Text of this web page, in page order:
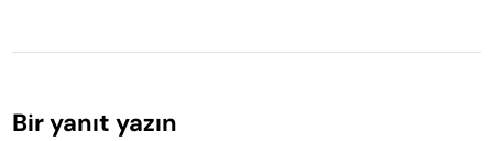
Bir yanıt yazın